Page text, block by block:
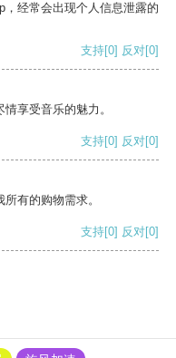
经常会出现个人信息泄露的
支持[0] 反对[0]
享受音乐的魅力。
支持[0] 反对[0]
有的购物需求。
支持[0] 反对[0]